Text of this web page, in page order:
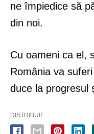
ne împiedice să
din noi.
Cu oameni ca el,
România va
duce la progresul
DISTRIBUIE